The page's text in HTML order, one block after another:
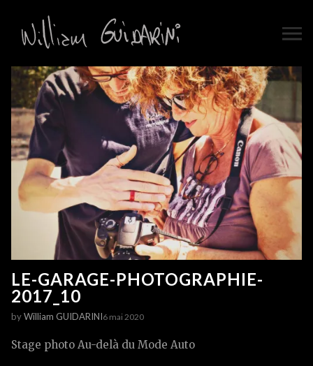
LE-GARAGE-PHOTOGRAPHIE-
2017_10
byWilliam GUIDARINI6 mai 2020
Stage photo Au-delà du Mode Auto